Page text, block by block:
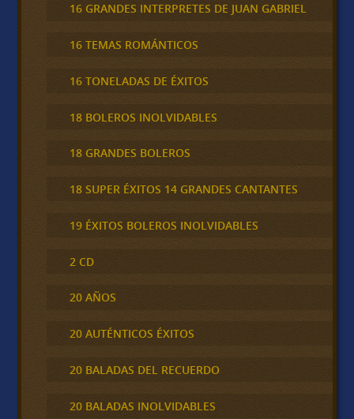
16 GRANDES INTERPRETES DE JUAN GABRIEL
16 TEMAS ROMÁNTICOS
16 TONELADAS DE ÉXITOS
18 BOLEROS INOLVIDABLES
18 GRANDES BOLEROS
18 SUPER ÉXITOS 14 GRANDES CANTANTES
19 ÉXITOS BOLEROS INOLVIDABLES
2 CD
20 AÑOS
20 AUTÉNTICOS ÉXITOS
20 BALADAS DEL RECUERDO
20 BALADAS INOLVIDABLES